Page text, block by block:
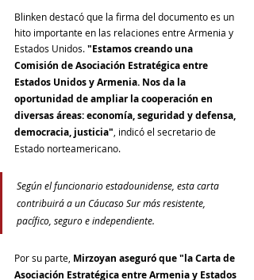
Blinken destacó que la firma del documento es un
hito importante en las relaciones entre Armenia y
Estados Unidos. "Estamos creando una
Comisión de Asociación Estratégica entre
Estados Unidos y Armenia. Nos da la
oportunidad de ampliar la cooperación en
diversas áreas: economía, seguridad y defensa,
democracia, justicia", indicó el secretario de
Estado norteamericano.
Según el funcionario estadounidense, esta carta
contribuirá a un Cáucaso Sur más resistente,
pacífico, seguro e independiente.
Por su parte, Mirzoyan aseguró que "la Carta de
Asociación Estratégica entre Armenia y Estados